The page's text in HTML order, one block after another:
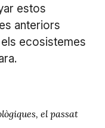
estos
anteriors
ecosistemes
el passat